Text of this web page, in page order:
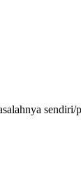
sendiri/